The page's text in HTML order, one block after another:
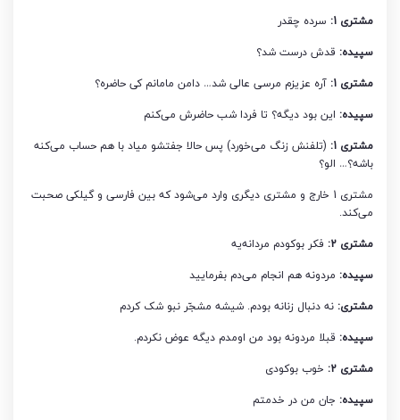
مشتری 1:
سرده چقدر
سپیده: قدش درست شد؟
مشتری 1:
آره عزیزم مرسی عالی شد… دامن مامانم کی حاضره؟
سپیده: این بود دیگه؟ تا فردا شب حاضرش می‌کنم
مشتری 1:
(تلفنش زنگ می‌خورد) پس حالا جفتشو میاد با هم حساب می‌کنه
باشه؟… الو؟
مشتری 1 خارج و مشتری دیگری وارد می‌شود که بین فارسی و گیلکی صحبت
می‌کند.
مشتری 2:
فکر بوکودم مردانه‌یه
سپیده: مردونه هم انجام می‌دم بفرمایید
مشتری: نه دنبال زنانه بودم. شیشه مشجّر نبو شک کردم
سپیده: قبلا مردونه بود من اومدم دیگه عوض نکردم.
مشتری 2:
خوب بوکودی
سپیده: جان من در خدمتم